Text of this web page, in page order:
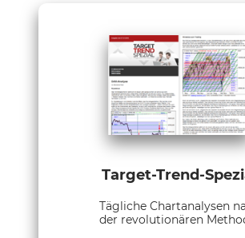
Target-Trend-
Tägliche Chartanalysen
der revolutionären